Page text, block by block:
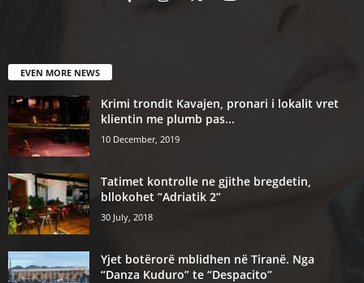
EVEN MORE NEWS
Krimi trondit Kavajen, pronari i lokalit vret
klientin me plumb pas...
10 December, 2019
Tatimet kontrolle ne gjithe bregdetin,
bllokohet “Adriatik 2”
30 July, 2018
Yjet botërorë mblidhen në Tiranë. Nga
“Danza Kuduro” te “Despacito”